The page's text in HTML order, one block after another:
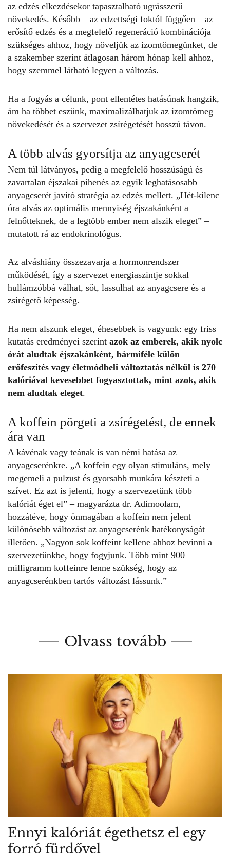
az edzés elkezdésekor tapasztalható ugrásszerű
növekedés. Később – az edzettségi foktól függően – az
erősítő edzés és a megfelelő regeneráció kombinációja
szükséges ahhoz, hogy növeljük az izomtömegünket, de
a szakember szerint átlagosan három hónap kell ahhoz,
hogy szemmel látható legyen a változás.
Ha a fogyás a célunk, pont ellentétes hatásúnak hangzik,
ám ha többet eszünk, maximalizálhatjuk az izomtömeg
növekedését és a szervezet zsírégetését hosszú távon.
A több alvás gyorsítja az anyagcserét
Nem túl látványos, pedig a megfelelő hosszúságú és
zavartalan éjszakai pihenés az egyik leghatásosabb
anyagcserét javító stratégia az edzés mellett. „Hét-kilenc
óra alvás az optimális mennyiség éjszakánként a
felnőtteknek, de a legtöbb ember nem alszik eleget” –
mutatott rá az endokrinológus.
Az alváshiány összezavarja a hormonrendszer
működését, így a szervezet energiaszintje sokkal
hullámzóbbá válhat, sőt, lassulhat az anyagcsere és a
zsírégető képesség.
Ha nem alszunk eleget, éhesebbek is vagyunk: egy friss
kutatás eredményei szerint azok az emberek, akik nyolc
órát aludtak éjszakánként, bármiféle külön
erőfeszítés vagy életmódbeli változtatás nélkül is 270
kalóriával kevesebbet fogyasztottak, mint azok, akik
nem aludtak eleget.
A koffein pörgeti a zsírégetést, de ennek
ára van
A kávénak vagy teának is van némi hatása az
anyagcserénkre. „A koffein egy olyan stimuláns, mely
megemeli a pulzust és gyorsabb munkára készteti a
szívet. Ez azt is jelenti, hogy a szervezetünk több
kalóriát éget el” – magyarázta dr. Adimoolam,
hozzátéve, hogy önmagában a koffein nem jelent
különösebb változást az anyagcserénk hatékonyságát
illetően. „Nagyon sok koffeint kellene ahhoz bevinni a
szervezetünkbe, hogy fogyjunk. Több mint 900
milligramm koffeinre lenne szükség, hogy az
anyagcserénkben tartós változást lássunk.”
Olvass tovább
Ennyi kalóriát égethetsz el egy
forró fürdővel